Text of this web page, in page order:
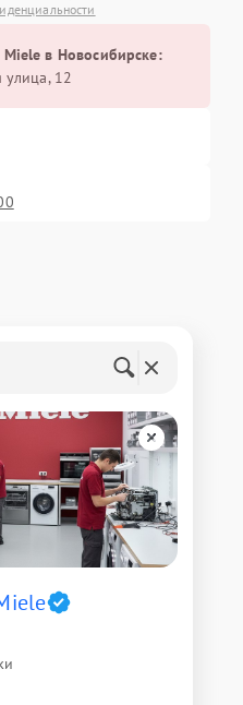
Miele в Новосибирске:
улица, 12